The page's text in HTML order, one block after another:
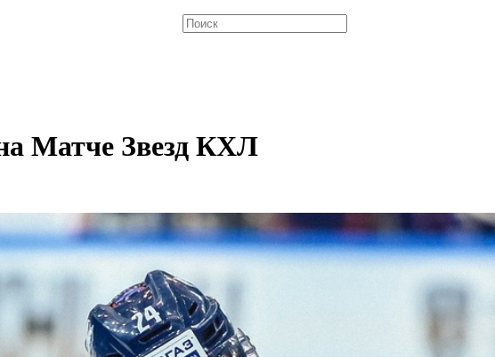
Матче Звезд КХЛ